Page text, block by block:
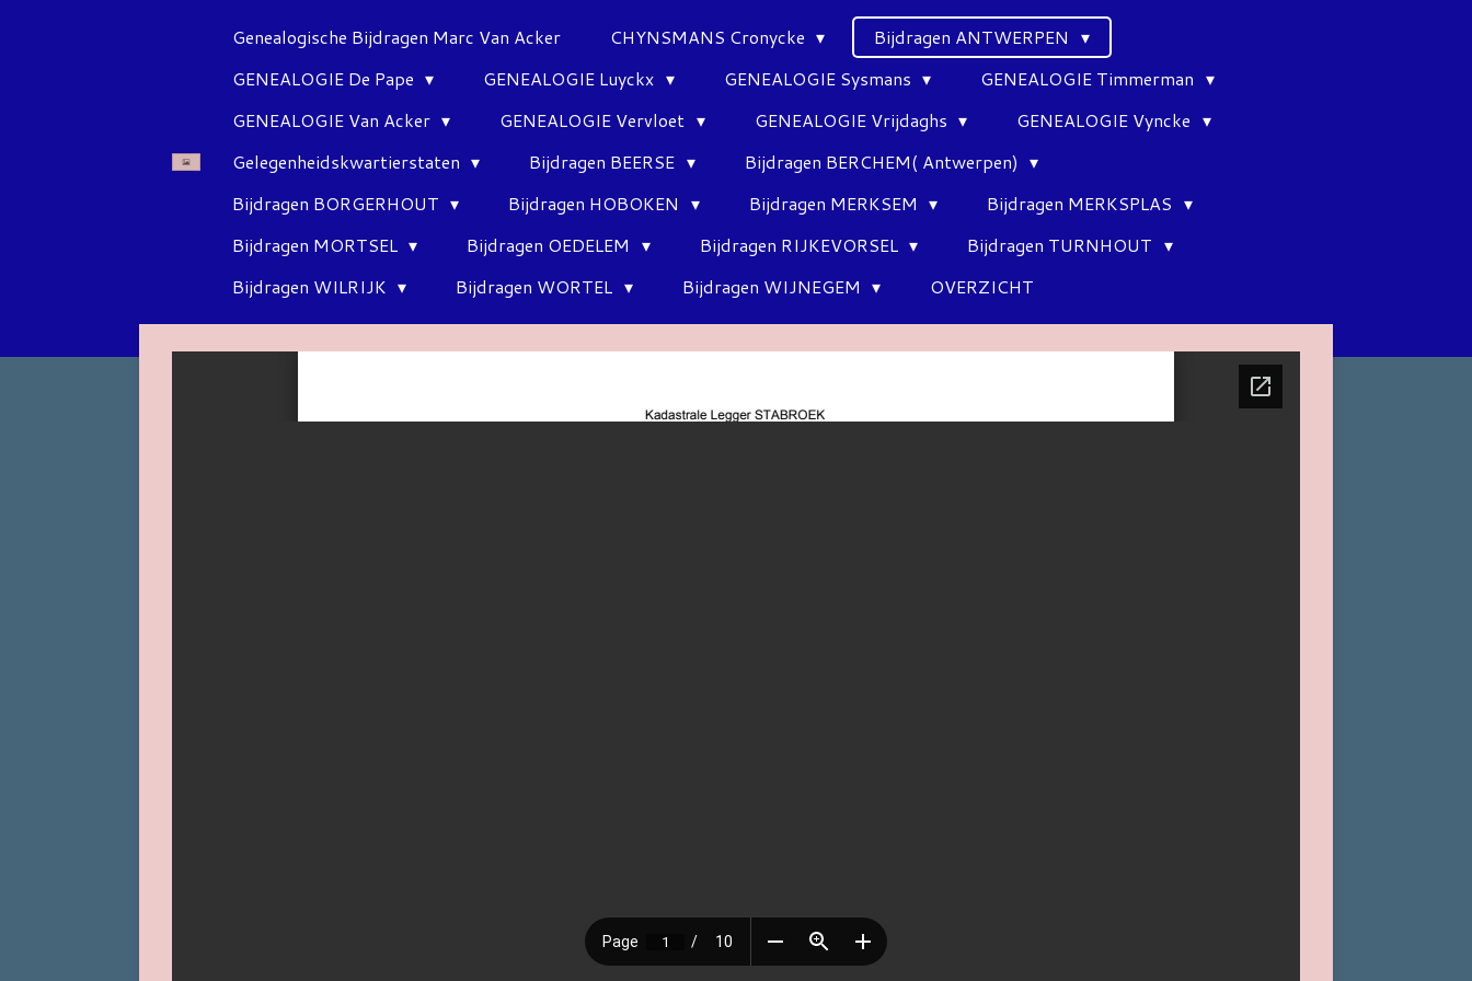
Genealogische Bijdragen Marc Van Acker CHYNSMANS Cronycke
Bijdragen ANTWERPEN
GENEALOGIE De Pape
GENEALOGIE Luyckx GENEALOGIE Sysmans
GENEALOGIE Timmerman
GENEALOGIE Van Acker
GENEALOGIE Vervloet GENEALOGIE Vrijdaghs
GENEALOGIE Vyncke
Gelegenheidskwartierstaten
Bijdragen BEERSE
Bijdragen BERCHEM( Antwerpen)
Bijdragen BORGERHOUT
Bijdragen HOBOKEN Bijdragen MERKSEM
Bijdragen MERKSPLAS
Bijdragen MORTSEL
Bijdragen OEDELEM Bijdragen RIJKEVORSEL
Bijdragen TURNHOUT
Bijdragen WILRIJK
Bijdragen WORTEL Bijdragen WIJNEGEM OVERZICHT